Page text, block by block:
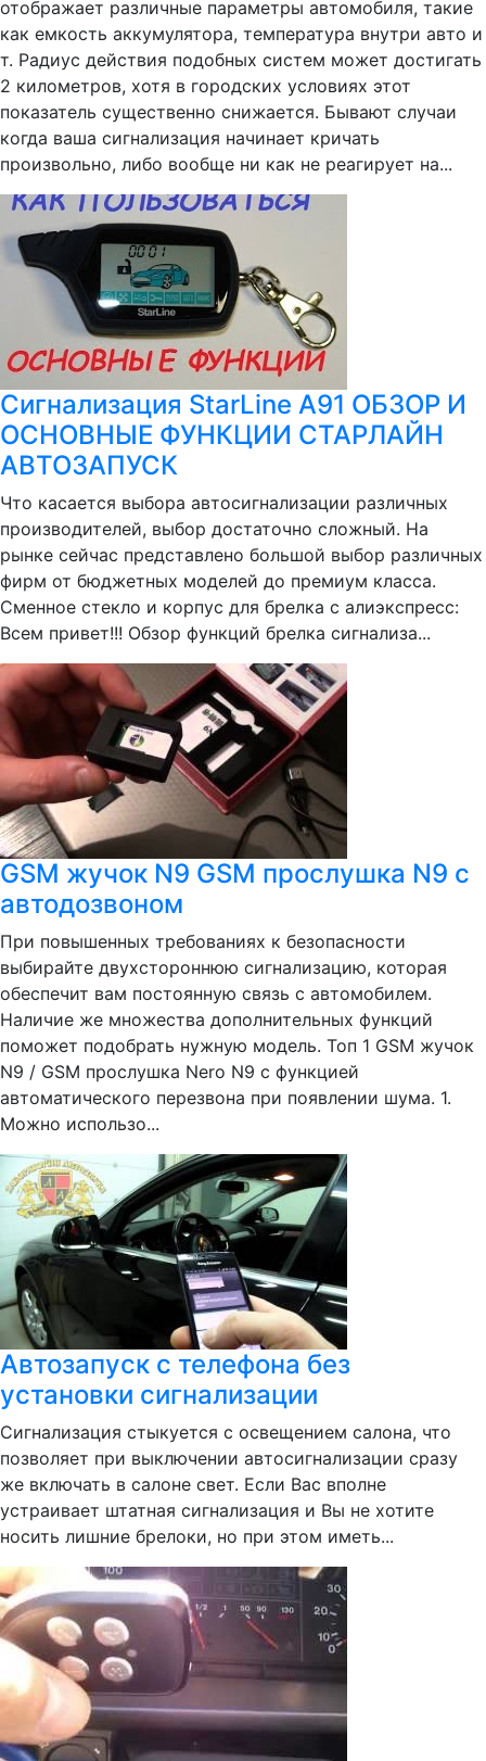
отображает различные параметры автомобиля, такие
как емкость аккумулятора, температура внутри авто и
т. Радиус действия подобных систем может достигать
2 километров, хотя в городских условиях этот
показатель существенно снижается. Бывают случаи
когда ваша сигнализация начинает кричать
произвольно, либо вообще ни как не реагирует на...
Сигнализация StarLine A91 ОБЗОР И
ОСНОВНЫЕ ФУНКЦИИ СТАРЛАЙН
АВТОЗАПУСК
Что касается выбора автосигнализации различных
производителей, выбор достаточно сложный. На
рынке сейчас представлено большой выбор различных
фирм от бюджетных моделей до премиум класса.
Сменное стекло и корпус для брелка с алиэкспресс:
Всем привет!!! Обзор функций брелка сигнализа...
GSM жучок N9 GSM прослушка N9 c
автодозвоном
При повышенных требованиях к безопасности
выбирайте двухстороннюю сигнализацию, которая
обеспечит вам постоянную связь с автомобилем.
Наличие же множества дополнительных функций
поможет подобрать нужную модель. Топ 1 GSM жучок
N9 / GSM прослушка Nero N9 с функцией
автоматического перезвона при появлении шума. 1.
Можно использо...
Автозапуск с телефона без
установки сигнализации
Сигнализация стыкуется с освещением салона, что
позволяет при выключении автосигнализации сразу
же включать в салоне свет. Если Вас вполне
устраивает штатная сигнализация и Вы не хотите
носить лишние брелоки, но при этом иметь...